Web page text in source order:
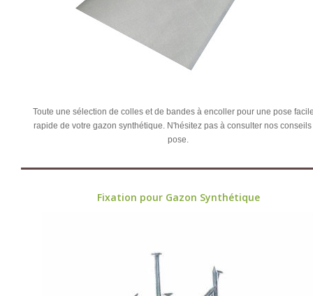
Toute une sélection de colles et de bandes à encoller pour une pose
rapide de votre gazon synthétique. N'hésitez pas à consulter nos conseils
pose.
Fixation pour Gazon Synthétique